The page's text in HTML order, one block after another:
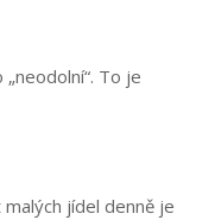
To je
malých jídel denně je